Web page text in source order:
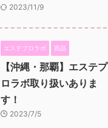
2023/11/9
エステプロラボ 商品
【沖縄・那覇】エステプ
ロラボ取り扱いありま
す！
2023/7/5